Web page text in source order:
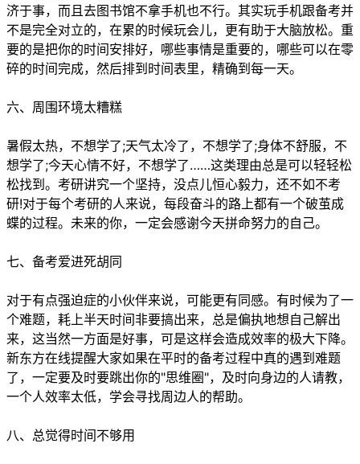
济于事，而且去图书馆不拿手机也不行。其实玩手机跟备考并
不是完全对立的，在累的时候玩会儿，更有助于大脑放松。重
要的是把你的时间安排好，哪些事情是重要的，哪些可以在零
碎的时间完成，然后排到时间表里，精确到每一天。
六、周围环境太糟糕
暑假太热，不想学了;天气太冷了，不想学了;身体不舒服，不
想学了;今天心情不好，不想学了……这类理由总是可以轻轻松
松找到。考研讲究一个坚持，没点儿恒心毅力，还不如不考
研!对于每个考研的人来说，每段奋斗的路上都有一个破茧成
蝶的过程。未来的你，一定会感谢今天拼命努力的自己。
七、备考爱进死胡同
对于有点强迫症的小伙伴来说，可能更有同感。有时候为了一
个难题，耗上半天时间非要搞出来，总是偏执地想自己解出
来，这当然一方面是好事，可是这样会造成效率的极大下降。
新东方在线提醒大家如果在平时的备考过程中真的遇到难题
了，一定要及时要跳出你的"思维圈"，及时向身边的人请教，
一个人效率太低，学会寻找周边人的帮助。
八、总觉得时间不够用